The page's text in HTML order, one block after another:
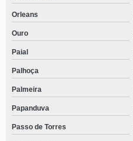
Orleans
Ouro
Paial
Palhoça
Palmeira
Papanduva
Passo de Torres